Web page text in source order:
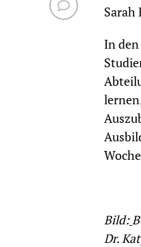
Sarah
In
Bild:
Dr.